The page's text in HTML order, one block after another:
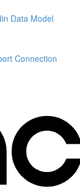
Data Model
Connection